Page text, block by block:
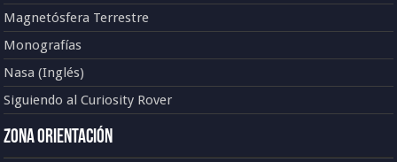
Magnetósfera Terrestre
Monografías
Nasa (Inglés)
Siguiendo al Curiosity Rover
Zona Orientación